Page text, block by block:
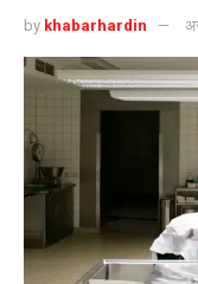
by khabarhardin